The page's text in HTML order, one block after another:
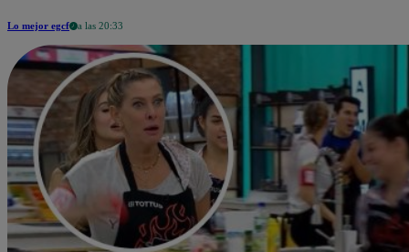
Lo mejor egcf a las 20:33